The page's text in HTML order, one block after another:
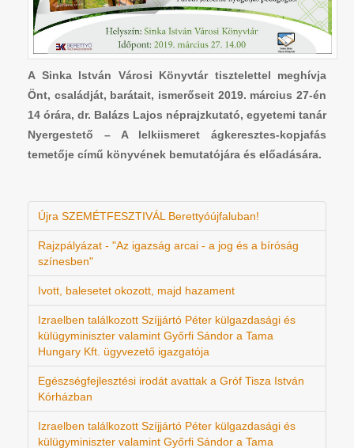
A Sinka István Városi Könyvtár tisztelettel meghívja
Önt, családját, barátait, ismerőseit 2019. március 27-én
14 órára, dr. Balázs Lajos néprajzkutató, egyetemi tanár
Nyergestető – A lelkiismeret ágkeresztes-kopjafás
temetője című könyvének bemutatójára és előadására.
Újra SZEMÉTFESZTIVÁL Berettyóújfaluban!
Rajzpályázat - "Az igazság arcai - a jog és a bíróság
színesben"
Ivott, balesetet okozott, majd hazament
Izraelben találkozott Szíjjártó Péter külgazdasági és
külügyminiszter valamint Győrfi Sándor a Tama
Hungary Kft. ügyvezető igazgatója
Egészségfejlesztési irodát avattak a Gróf Tisza István
Kórházban
Izraelben találkozott Szíjjártó Péter külgazdasági és
külügyminiszter valamint Győrfi Sándor a Tama